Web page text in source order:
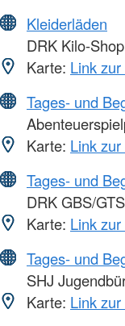
Kleiderläden
DRK Kilo-
Karte: Link
Tages- und
Karte: Link
Tages- und
DRK GBS/
Karte: Link
Tages- und
SHJ
Karte: Link